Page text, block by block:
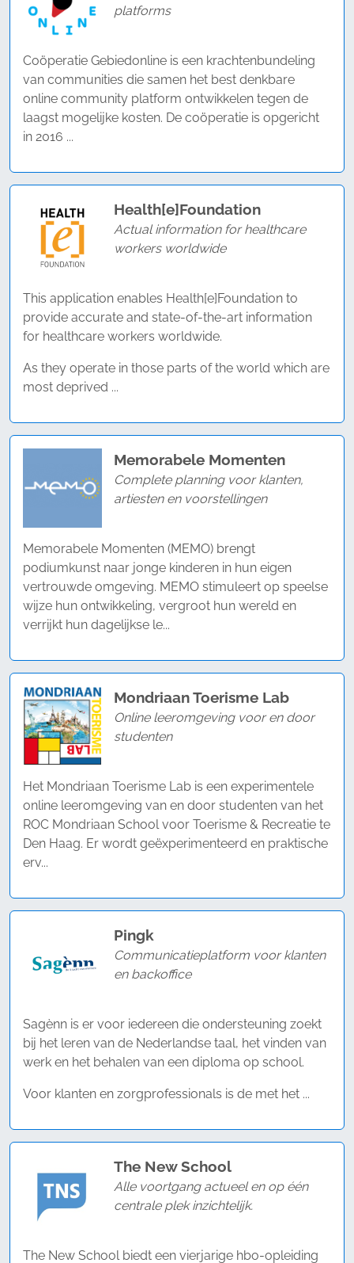
platforms
Coöperatie Gebiedonline is een krachtenbundeling
van communities die samen het best denkbare
online community platform ontwikkelen tegen de
laagst mogelijke kosten. De coöperatie is opgericht
in 2016 ...
Health[e]Foundation
Actual information for healthcare
workers worldwide
This application enables Health[e]Foundation to
provide accurate and state-of-the-art information
for healthcare workers worldwide.
As they operate in those parts of the world which are
most deprived ...
Memorabele Momenten
Complete planning voor klanten,
artiesten en voorstellingen
Memorabele Momenten (MEMO) brengt
podiumkunst naar jonge kinderen in hun eigen
vertrouwde omgeving. MEMO stimuleert op speelse
wijze hun ontwikkeling, vergroot hun wereld en
verrijkt hun dagelijkse le...
Mondriaan Toerisme Lab
Online leeromgeving voor en door
studenten
Het Mondriaan Toerisme Lab is een experimentele
online leeromgeving van en door studenten van het
ROC Mondriaan School voor Toerisme & Recreatie te
Den Haag. Er wordt geëxperimenteerd en praktische
erv...
Pingk
Communicatieplatform voor klanten
en backoffice
Sagènn is er voor iedereen die ondersteuning zoekt
bij het leren van de Nederlandse taal, het vinden van
werk en het behalen van een diploma op school.
Voor klanten en zorgprofessionals is de met het ...
The New School
Alle voortgang actueel en op één
centrale plek inzichtelijk.
The New School biedt een vierjarige hbo-opleiding